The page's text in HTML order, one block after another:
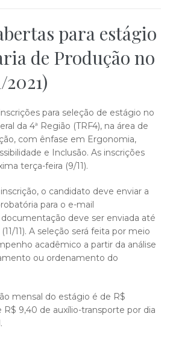
para estágio
de Produção no
2021)
para seleção de estágio no
da 4ª Região (TRF4), na área de
com ênfase em Ergonomia,
e Inclusão. As inscrições
terça-feira (9/11).
o candidato deve enviar a
para o e-mail
documentação deve ser enviada até
11). A seleção será feita por meio
acadêmico a partir da análise
ou ordenamento do
mensal do estágio é de R$
R$ 9,40 de auxílio-transporte por dia